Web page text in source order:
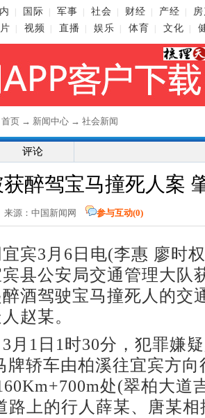
国际 军事 社会 财经 产经
视频 直播 娱乐 体育 文化
首页 → 新闻中心 → 社会新闻
评论
醉驾宝马撞死人案
来源：中国新闻网 参与互动(0)
3月6日电(李惠 廖时权
县公安局交通管理大队
醉酒驾驶宝马撞死人的交
赵某。
1日1时30分，犯罪嫌疑
牌轿车由柏溪往宜宾方
处(翠柏大道
路上的行人薛某、唐某